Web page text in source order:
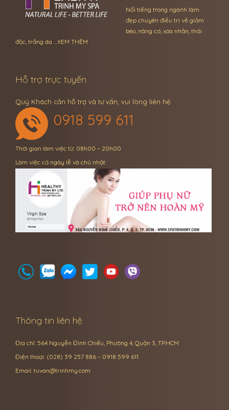
Nổi tiếng trong ngành làm
đẹp chuyên điều trị về giảm
béo, nâng cơ, xóa nhăn, thải
độc, trắng da …XEM THÊM
Hỗ trợ trực tuyến
Quý Khách cần hỗ trợ và tư vấn, vui lòng liên hệ:
0918 599 611
Thời gian làm việc từ: 08h00 – 20h00
Làm việc cả ngày lễ và chủ nhật
Thông tin liên hệ
Địa chỉ: 564 Nguyễn Đình Chiểu, Phường 4, Quận 3, TP.HCM
Điện thoại: (028) 39 257 886 – 0918 599 611
Email: tuvan@trinhmy.com